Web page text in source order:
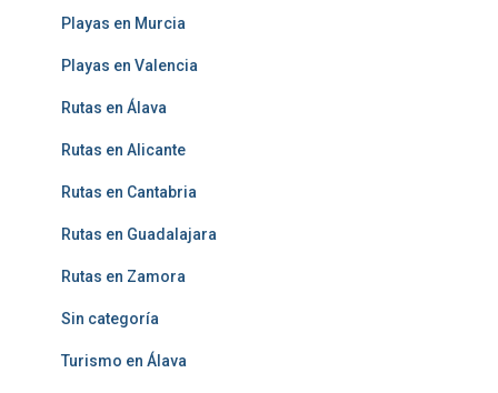
Playas en Murcia
Playas en Valencia
Rutas en Álava
Rutas en Alicante
Rutas en Cantabria
Rutas en Guadalajara
Rutas en Zamora
Sin categoría
Turismo en Álava